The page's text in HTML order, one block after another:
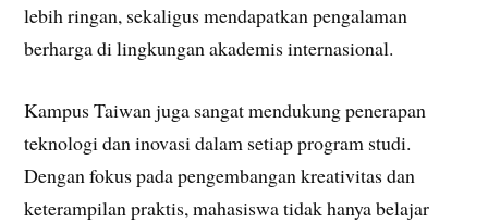
lebih ringan, sekaligus mendapatkan pengalaman
berharga di lingkungan akademis internasional.
Kampus Taiwan juga sangat mendukung penerapan
teknologi dan inovasi dalam setiap program studi.
Dengan fokus pada pengembangan kreativitas dan
keterampilan praktis, mahasiswa tidak hanya belajar